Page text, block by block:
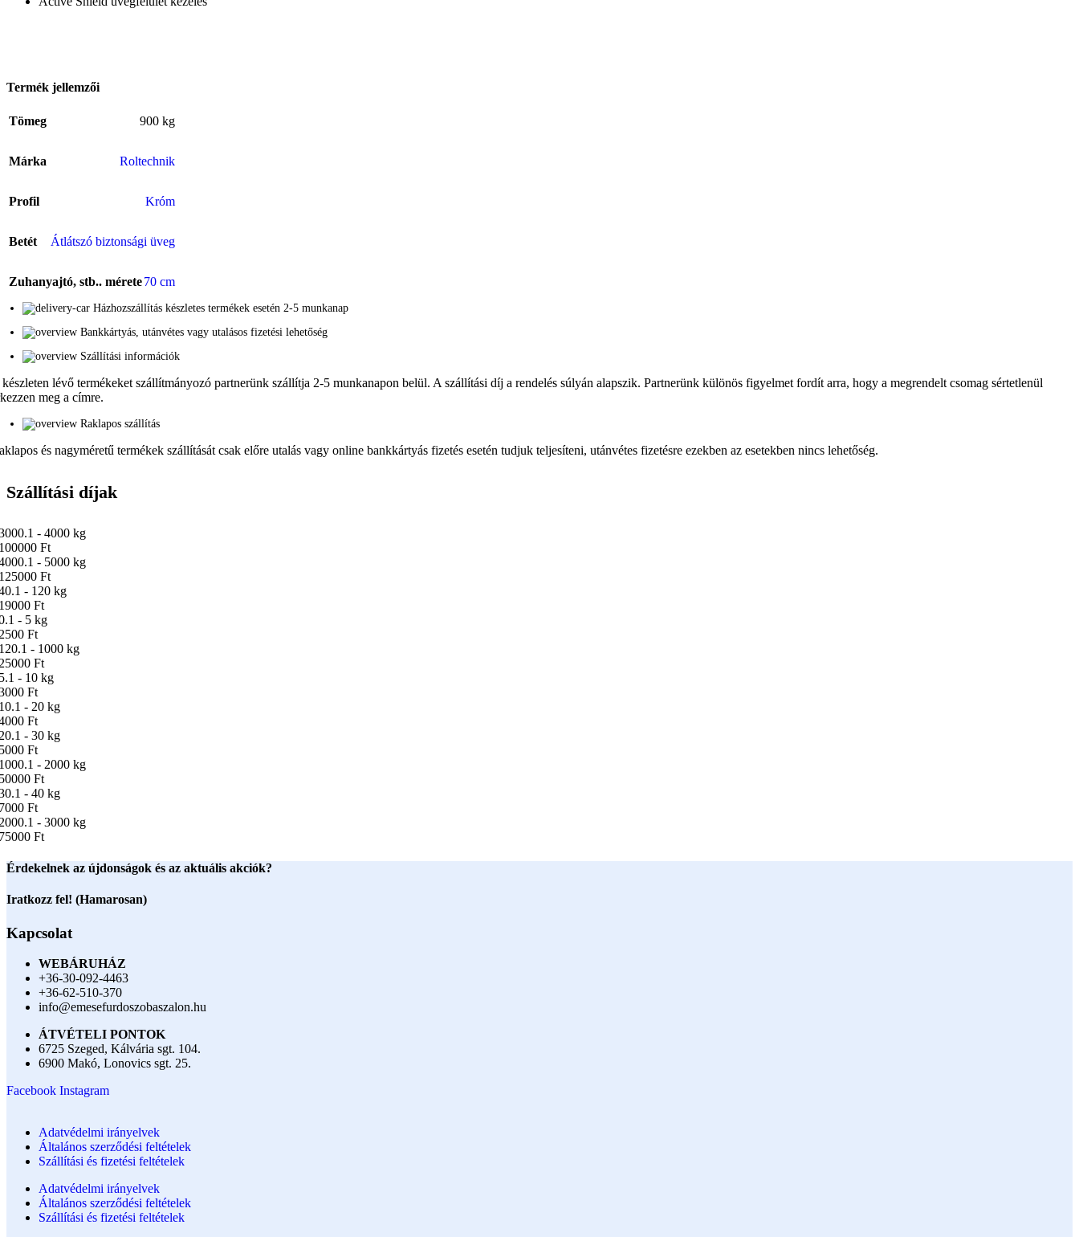
Termék jellemzői
Tömeg 900 kg
Márka Roltechnik
Profil Króm
Betét Átlátszó biztonsági üveg
Zuhanyajtó, stb.. mérete70 cm
Házhozszállítás készletes termékek esetén 2-5 munkanap
Bankkártyás, utánvétes vagy utalásos fizetési lehetőség
Szállítási információk
lévő termékeket szállítmányozó partnerünk szállítja 2-5 munkanapon belül. A szállítási díj a rendelés súlyán alapszik. Partnerünk különös figyelmet fordít arra, hogy a megrendelt csomag sértetlenül
meg a címre.
Raklapos szállítás
és nagyméretű termékek szállítását csak előre utalás vagy online bankkártyás fizetés esetén tudjuk teljesíteni, utánvétes fizetésre ezekben az esetekben nincs lehetőség.
Szállítási díjak
- 4000 kg
Ft
- 5000 kg
Ft
- 120 kg
Ft
- 5 kg
Ft
- 1000 kg
Ft
- 10 kg
Ft
- 20 kg
Ft
- 30 kg
Ft
- 2000 kg
Ft
- 40 kg
Ft
- 3000 kg
Ft
Érdekelnek az újdonságok és az aktuális akciók?
Iratkozz fel! (Hamarosan)
Kapcsolat
WEBÁRUHÁZ
+36-30-092-4463
+36-62-510-370
info@emesefurdoszobaszalon.hu
ÁTVÉTELI PONTOK
6725 Szeged, Kálvária sgt. 104.​
6900 Makó, Lonovics sgt. 25.
Facebook Instagram
Adatvédelmi irányelvek
Általános szerződési feltételek
Szállítási és fizetési feltételek
Adatvédelmi irányelvek
Általános szerződési feltételek
Szállítási és fizetési feltételek